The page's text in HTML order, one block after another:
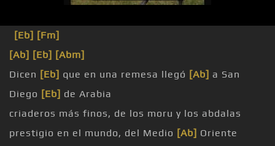
[Eb] [Fm]
[Ab] [Eb] [Abm]
Dicen [Eb] que en una remesa llegó [Ab] a San
Diego [Eb] de Arabia
criaderos más finos, de los moru y los abdalas
prestigio en el mundo, del Medio [Ab] Oriente